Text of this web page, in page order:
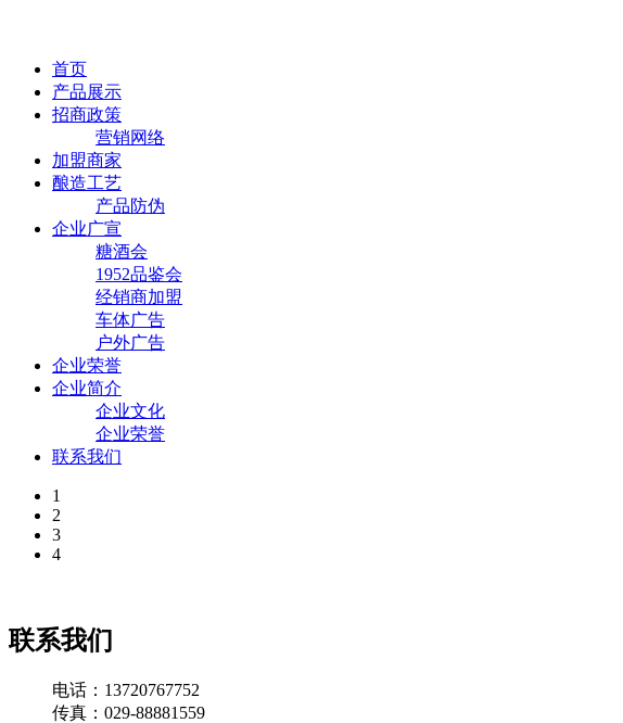
首页
产品展示
招商政策
营销网络
加盟商家
酿造工艺
产品防伪
企业广宣
糖酒会
1952品鉴会
经销商加盟
车体广告
户外广告
企业荣誉
企业简介
企业文化
企业荣誉
联系我们
1
2
3
4
联系我们
电话：13720767752
传真：029-88881559